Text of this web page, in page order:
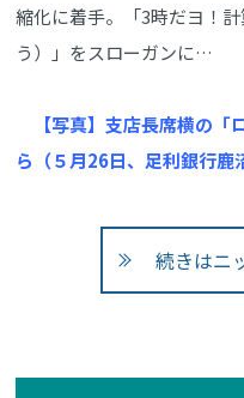
縮化に着手。「3時だヨ！
う）」をスローガンに…
【写真】支店長席横の
ら（５月26日、足利銀行鹿
続きはニ